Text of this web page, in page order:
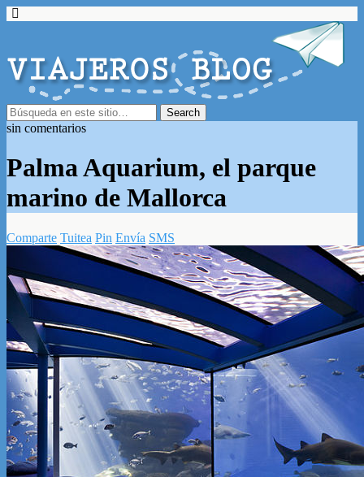
sin comentarios
Palma Aquarium, el parque
marino de Mallorca
Comparte Tuitea Pin Envía SMS